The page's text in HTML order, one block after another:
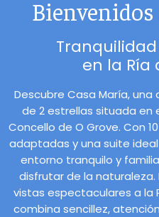
Bienvenidos
en la Ría
Descubre Casa María,
de 2 estrellas situada en
Concello de O Grove. Con
adaptadas y una suite
entorno tranquilo y
disfrutar de la
vistas espectaculares a la
combina sencillez,